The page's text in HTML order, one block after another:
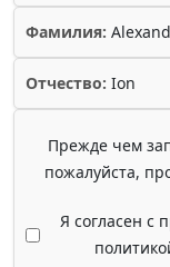
Фамилия:
Отчество: Ion
Прежде чем
пожалуйста,
Я согласен с